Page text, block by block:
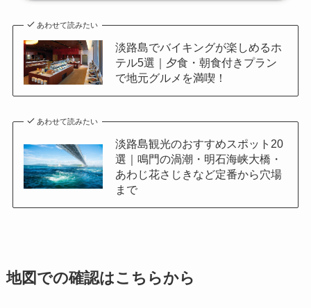
あわせて読みたい
淡路島でバイキングが楽しめるホ
テル5選｜夕食・朝食付きプラン
で地元グルメを満喫！
あわせて読みたい
淡路島観光のおすすめスポット20
選｜鳴門の渦潮・明石海峡大橋・
あわじ花さじきなど定番から穴場
まで
地図での確認はこちらから